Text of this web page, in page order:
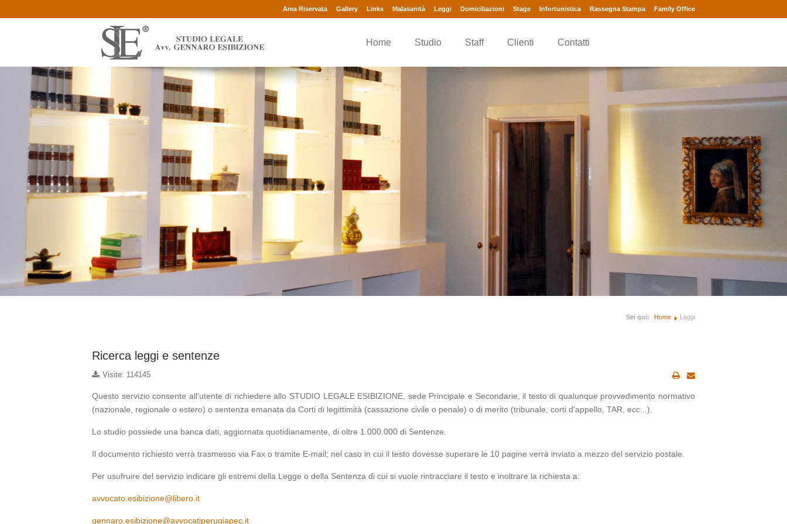
Area Riservata Gallery Links Malasanità Leggi Domiciliazioni Stage Infortunistica Rassegna Stampa Family Office
Home Studio Staff Clienti Contatti
Sei qui: Home Leggi
Ricerca leggi e sentenze
Visite: 114145
Questo servizio consente all'utente di richiedere allo STUDIO LEGALE ESIBIZIONE, sede Principale e Secondarie, il testo di qualunque provvedimento normativo
(nazionale, regionale o estero) o sentenza emanata da Corti di legittimità (cassazione civile o penale) o di merito (tribunale, corti d'appello, TAR, ecc...).
Lo studio possiede una banca dati, aggiornata quotidianamente, di oltre 1.000.000 di Sentenze.
Il documento richiesto verrà trasmesso via Fax o tramite E-mail; nel caso in cui il testo dovesse superare le 10 pagine verrà inviato a mezzo del servizio postale.
Per usufruire del servizio indicare gli estremi della Legge o della Sentenza di cui si vuole rintracciare il testo e inoltrare la richiesta a:
avvocato.esibizione@libero.it
gennaro.esibizione@avvocatiperugiapec.it